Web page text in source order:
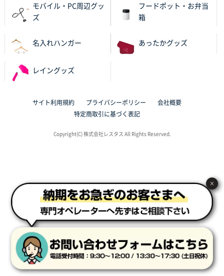
サイトが見やすい
ワンポイントポリ袋 A4サイズ
サイト構成が解りやすかったから
ブックメモ付箋
200枚
2025年10月16日 10:30
過去に製造をお願いしており、注文の流れがスムーズ
に進められるから
東京都S社様
ワンポイントポリ袋 A4サイズ
2025年10月08日 16:28
低価格
モバイル・PC周辺グッ
ズ
フードポット・お弁当
箱
名入れハンガー あったかグッズ
レイングッズ
サイト利用規約 プライバシーポリシー
会社概要
特定商取引に基づく表記
Copyright(C) 株式会社レスタス All Rights Reserved.
×